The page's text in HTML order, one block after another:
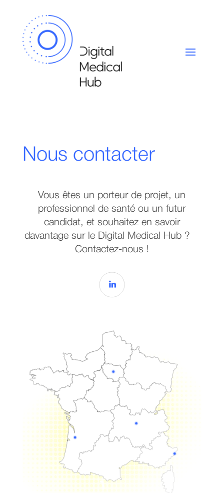
Nous contacter
Vous êtes un porteur de projet, un
professionnel de santé ou un futur
candidat, et souhaitez en savoir
davantage sur le Digital Medical Hub ?
Contactez-nous !